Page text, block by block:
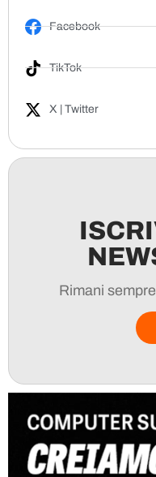
Facebook
TikTok
X | Twitter
Rimani